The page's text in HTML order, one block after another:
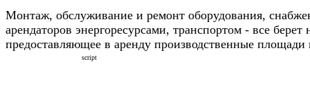
Монтаж, обслуживание и ремонт оборудования,
арендаторов энергоресурсами, транспортом - все берет
предоставляющее в аренду производственные площади
script